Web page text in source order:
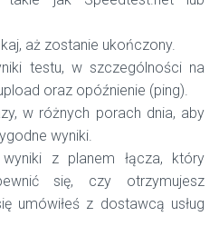
aż zostanie ukończony.
testu, w szczególności na
oraz opóźnienie (ping).
w różnych porach dnia, aby
wyniki.
z planem łącza, który
się, czy otrzymujesz
umówiłeś z dostawcą usług